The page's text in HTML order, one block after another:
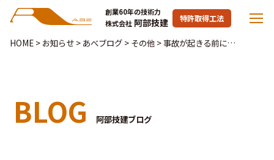
創業60年の技術力
株式会社 阿部技建 特許取得工法
HOME> お知らせ> あべブログ> その他>事故が起きる前に…
BLOG 阿部技建ブログ